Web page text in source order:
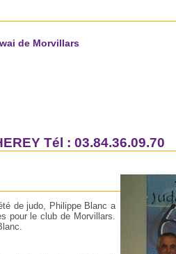
de Morvillars
Tél : 03.84.36.09.70
de judo, Philippe Blanc a
pour le club de Morvillars.